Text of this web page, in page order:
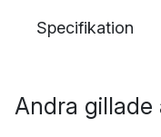
Specifikation
Andra gillade